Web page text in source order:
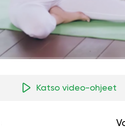
Katso video-ohjeet